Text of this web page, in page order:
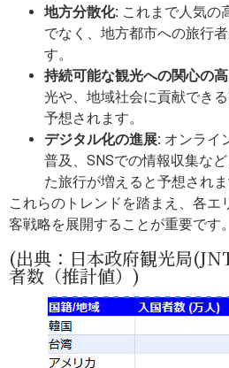
地方分散化: これまで人気の
でなく、地方都市への旅行
す。
持続可能な観光への関心の
光や、地域社会に貢献でき
予想されます。
デジタル化の進展: オンライ
普及、SNSでの情報収集な
た旅行が増えると予想されま
これらのトレンドを踏まえ、各エ
客戦略を展開することが重要です。
(出典：日本政府観光局
者数（推計値）)